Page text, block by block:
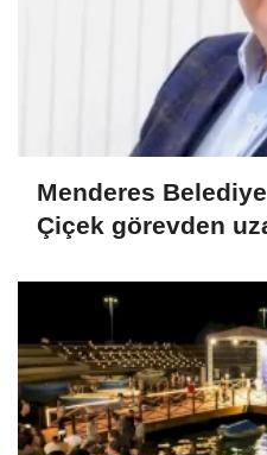
Menderes
Çiçek görevden